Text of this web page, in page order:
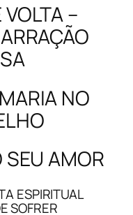
–
NO
SEU AMOR
ESPIRITUAL
SOFRER